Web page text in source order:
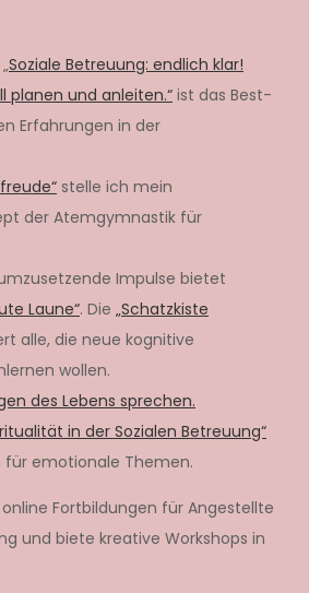
Soziale Betreuung: endlich klar!
planen und anleiten.“ ist das Best-
Erfahrungen in der
stelle ich mein
der Atemgymnastik für
Impulse bietet
Laune“. Die „Schatzkiste
alle, die neue kognitive
wollen.
des Lebens sprechen.
in der Sozialen Betreuung“
emotionale Themen.
Fortbildungen für Angestellte
und biete kreative Workshops in